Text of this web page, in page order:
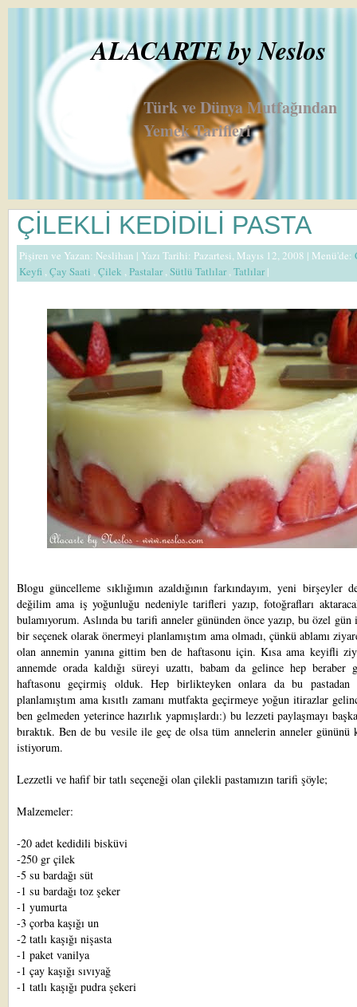
ALACARTE by Neslos
Türk ve Dünya Mutfağından
Yemek Tarifleri
ÇİLEKLİ KEDİDİLİ PASTA
Pişiren ve Yazan: Neslihan | Yazı Tarihi: Pazartesi, Mayıs 12, 2008 | Menü'de:
Keyfi ,Çay Saati ,Çilek ,Pastalar,Sütlü Tatlılar,Tatlılar|
Blogu güncelleme sıklığımın azaldığının farkındayım, yeni birşeyler
değilim ama iş yoğunluğu nedeniyle tarifleri yazıp, fotoğrafları
bulamıyorum. Aslında bu tarifi anneler gününden önce yazıp, bu özel
bir seçenek olarak önermeyi planlamıştım ama olmadı, çünkü ablamı
olan annemin yanına gittim ben de haftasonu için. Kısa ama keyifli
annemde orada kaldığı süreyi uzattı, babam da gelince hep beraber
haftasonu geçirmiş olduk. Hep birlikteyken onlara da bu pastadan
planlamıştım ama kısıtlı zamanı mutfakta geçirmeye yoğun itirazlar
ben gelmeden yeterince hazırlık yapmışlardı:) bu lezzeti paylaşmayı
bıraktık. Ben de bu vesile ile geç de olsa tüm annelerin anneler gününü
istiyorum.
Lezzetli ve hafif bir tatlı seçeneği olan çilekli pastamızın tarifi şöyle;
Malzemeler:
-20 adet kedidili bisküvi
-250 gr çilek
-5 su bardağı süt
-1 su bardağı toz şeker
-1 yumurta
-3 çorba kaşığı un
-2 tatlı kaşığı nişasta
-1 paket vanilya
-1 çay kaşığı sıvıyağ
-1 tatlı kaşığı pudra şekeri